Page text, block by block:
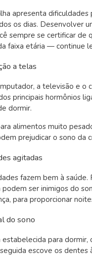
apresenta
os dias. Desenvolver
sempre se certificar de
faixa etária — continue
a telas
a televisão e o
principais hormônios
dormir.
alimentos muito
prejudicar o sono da
agitadas
fazem bem à
ser inimigos do
para proporcionar
do sono
para
escove os dentes